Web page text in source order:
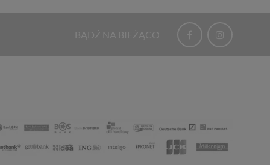
BĄDŹ NA BIEŻĄCO